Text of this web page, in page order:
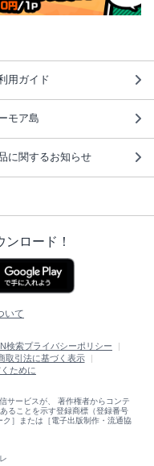
用ガイド
モア島
に関するお知らせ
ロード！
いて
検索プライバシーポリシー
取引法に基づく表示
ために
サービスが、 著作権者からコンテ
ることを示す登録商標（登録番号
］または［電子出版制作・流通協